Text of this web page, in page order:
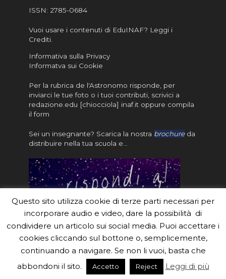
ISSN: 2785-0684
Vuoi usare i contenuti di EduINAF? Leggi i
Crediti.
Informativa sulla Privacy
Informatva sui Cookie
Per la rubrica de l'Astronomo risponde, per
inviarci le tue foto o i tuoi contributi, scrivici a
redazione.edu [chiocciola] inaf.it oppure compila
il form
Sei un insegnante? Scarica la nostra brochureda
distribuire nella tua scuola e…
#eduinaf #inaf #astronomyforabetterworld.
Theme created by Meks. Powered byWordPress.
Questo sito utilizza cookie di terze parti necessari per
incorporare audio e video, dare la possibilità di
condividere un articolo sui social media. Puoi accettare i
cookies cliccando sul bottone o, semplicemente,
continuando a navigare. Se non li vuoi, basta che
abbondoni il sito.
Accetto Reject Leggi di più